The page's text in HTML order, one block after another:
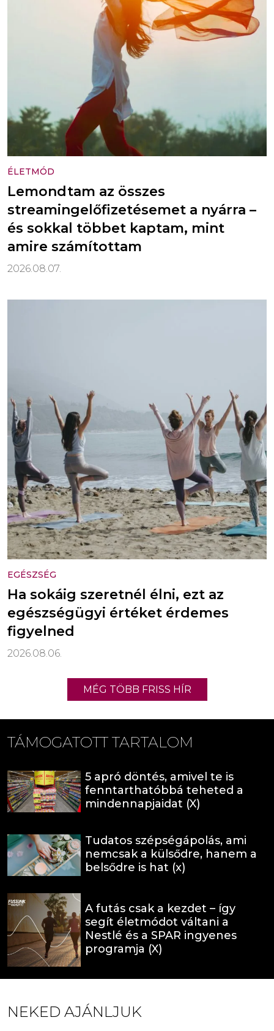
ÉLETMÓD
Lemondtam az összes
streamingelőfizetésemet a nyárra –
és sokkal többet kaptam, mint
amire számítottam
2026.08.07.
EGÉSZSÉG
Ha sokáig szeretnél élni, ezt az
egészségügyi értéket érdemes
figyelned
2026.08.06.
MÉG TÖBB FRISS HÍR
TÁMOGATOTT TARTALOM
5 apró döntés, amivel te is
fenntarthatóbbá teheted a
mindennapjaidat (X)
Tudatos szépségápolás, ami
nemcsak a külsődre, hanem a
belsődre is hat (x)
A futás csak a kezdet – így
segít életmódot váltani a
Nestlé és a SPAR ingyenes
programja (X)
NEKED AJÁNLJUK